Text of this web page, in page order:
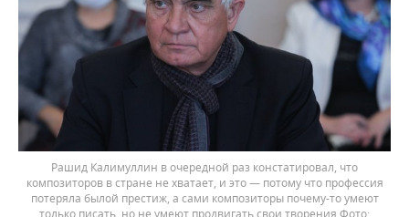
Рашид Калимуллин в очередной раз констатировал, что
композиторов в стране не хватает, и это — потому что профессия
потеряла былой престиж, а сами композиторы почему-то умеют
только писать, но не умеют продвигать свои творения